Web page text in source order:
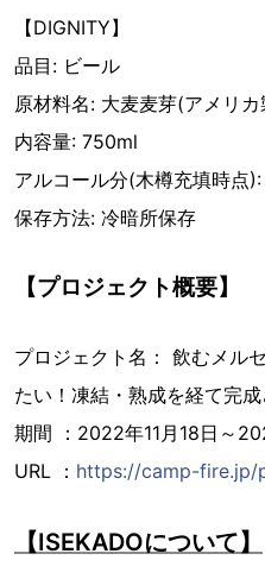
【DIGNITY】
品目: ビール
原材料名: 大麦麦芽(アメリ
内容量: 750ml
アルコール分(木樽充填時点):
保存方法: 冷暗所保存
【プロジェクト概要】
プロジェクト名： 飲むメル
たい！凍結・熟成を経て完
期間 ：2022年11月18日～
URL ： https://camp-fire.jp/
【ISEKADOについて】